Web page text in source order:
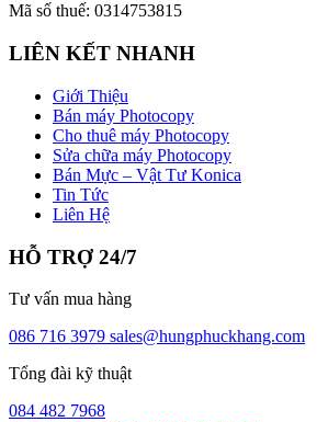
Mã số thuế: 0314753815
LIÊN KẾT NHANH
Giới Thiệu
Bán máy Photocopy
Cho thuê máy Photocopy
Sửa chữa máy Photocopy
Bán Mực – Vật Tư Konica
Tin Tức
Liên Hệ
HỖ TRỢ 24/7
Tư vấn mua hàng
086 716 3979 sales@hungphuckhang.com
Tổng đài kỹ thuật
084 482 7968